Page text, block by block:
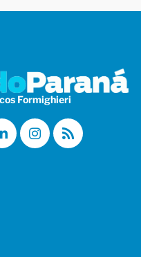
Formighieri